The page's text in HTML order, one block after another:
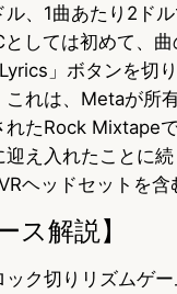
ル、1曲あたり2ド
としては初めて、
Lyrics」ボタンを切
これは、Metaが所
れたRock Mixtape
迎え入れたことに
ヘッドセットを含
ス解説】
ック切りリズムゲ